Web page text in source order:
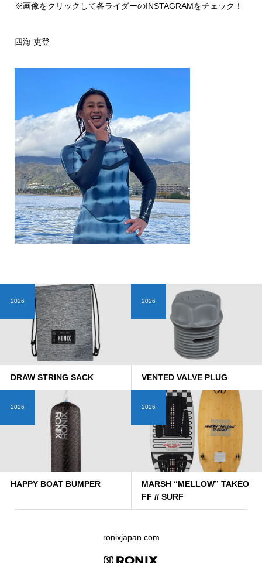
※画像をクリックして各ライダーのINSTAGRAMをチェック！
四海 吏登
DRAW STRING SACK
2026
VENTED VALVE PLUG
2026
HAPPY BOAT BUMPER
2026
MARSH “MELLOW” TAKEO
FF // SURF
2026
ronixjapan.com